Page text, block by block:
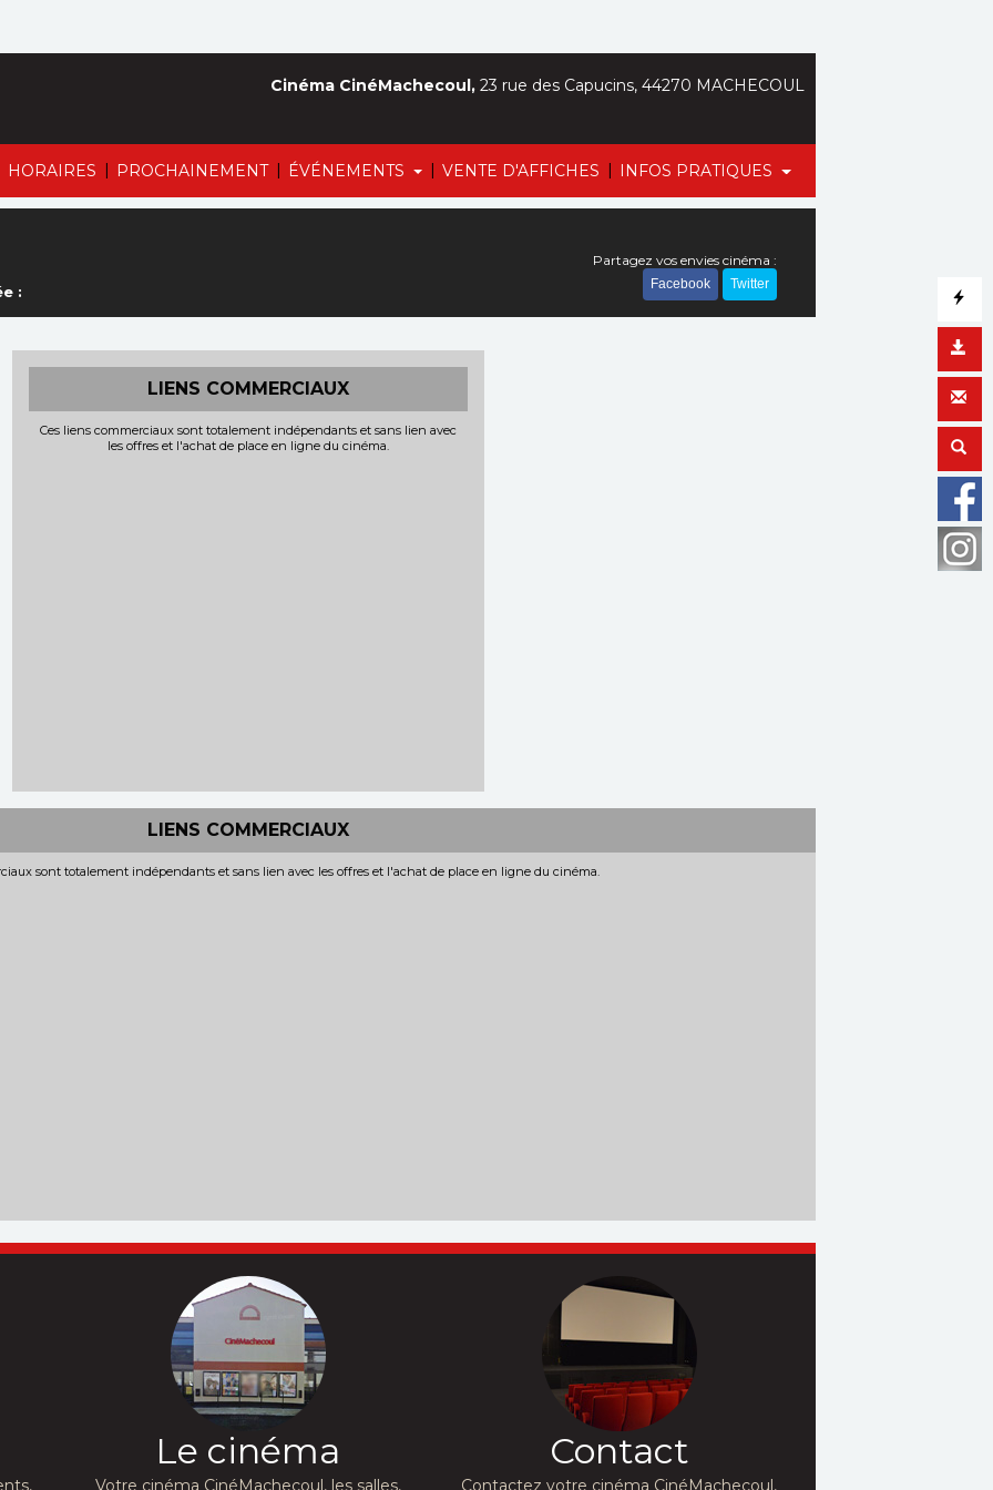
HORAIRES | PROCHAINEMENT | ÉVÉNEMENTS | VENTE D'AFFICHES | INFOS PRATIQUES
Cinéma CinéMachecoul, 23 rue des Capucins, 44270 MACHECOUL
:
Partagez vos envies cinéma :
Facebook Twitter
LIENS COMMERCIAUX
Ces liens commerciaux sont totalement indépendants et sans lien avec
les offres et l'achat de place en ligne du cinéma.
LIENS COMMERCIAUX
sont totalement indépendants et sans lien avec les offres et l'achat de place en ligne du cinéma.
Le cinéma
Votre cinéma CinéMachecoul, les salles,
Contact
Contactez votre cinéma CinéMachecoul,